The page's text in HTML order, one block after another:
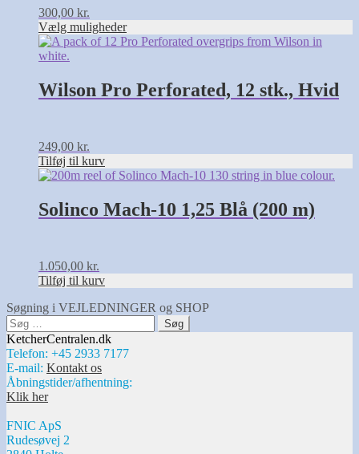
300,00 kr.
Vælg muligheder
kan
vælges
på
varesiden
Wilson Pro Perforated, 12 stk., Hvid
249,00 kr.
Tilføj til kurv
Solinco Mach-10 1,25 Blå (200 m)
1.050,00 kr.
Tilføj til kurv
Søgning i VEJLEDNINGER og SHOP
Søg
efter:
KetcherCentralen.dk
Telefon: +45 2933 7177
E-mail: Kontakt os
Åbningstider/afhentning:
Klik her
FNIC ApS
Rudesøvej 2